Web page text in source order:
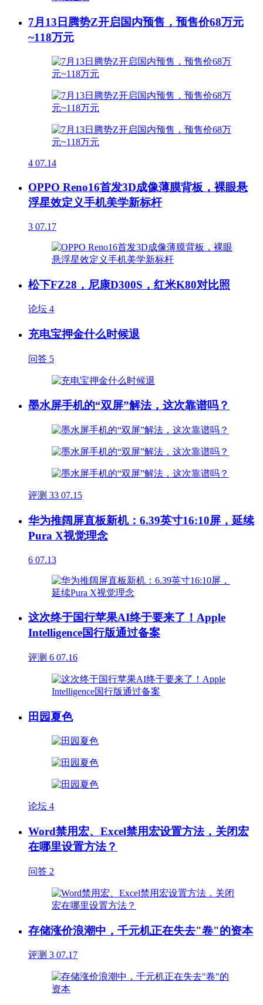
7月13日腾势Z开启国内预售，预售价68万元
~118万元
4 07.14
OPPO Reno16首发3D成像薄膜背板，裸眼悬
浮星效定义手机美学新标杆
3 07.17
松下FZ28，尼康D300S，红米K80对比照
论坛 4
充电宝押金什么时候退
问答 5
墨水屏手机的“双屏”解法，这次靠谱吗？
评测 33 07.15
华为推阔屏直板新机：6.39英寸16:10屏，延续
Pura X视觉理念
6 07.13
这次终于国行苹果AI终于要来了！Apple
Intelligence国行版通过备案
评测 6 07.16
田园夏色
论坛 4
Word禁用宏、Excel禁用宏设置方法，关闭宏
在哪里设置方法？
问答 2
存储涨价浪潮中，千元机正在失去"卷"的资本
评测 3 07.17